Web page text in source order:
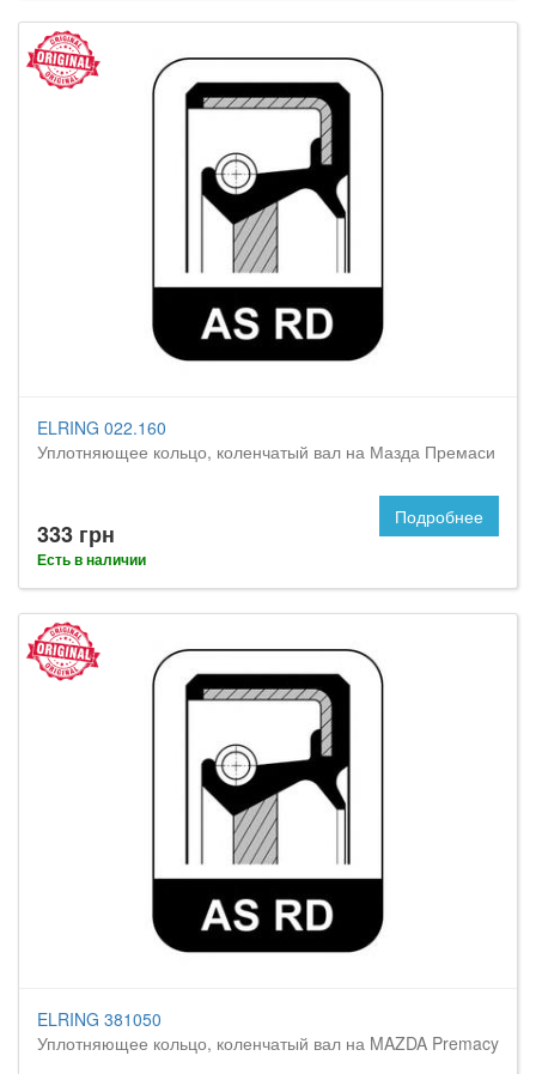
ELRING 022.160
Уплотняющее кольцо, коленчатый вал на Мазда Премаси
333 грн
Есть в наличии
Подробнее
ELRING 381050
Уплотняющее кольцо, коленчатый вал на MAZDA Premacy